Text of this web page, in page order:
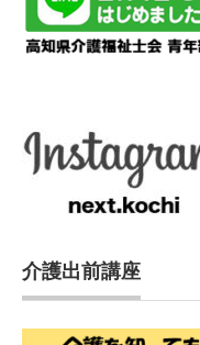
介護出前講座